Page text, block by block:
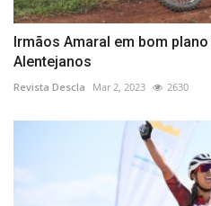
Irmãos Amaral em bom
Alentejanos
Revista Descla Mar 2, 2023 2630